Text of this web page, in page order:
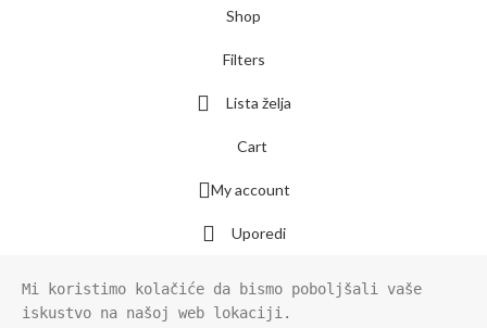
Shop
Filters
Lista želja
Cart
My account
Uporedi
Mi koristimo kolačiće da bismo poboljšali vaše
iskustvo na našoj web lokaciji.